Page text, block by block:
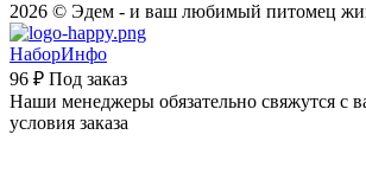
2026 © Эдем - и ваш любимый питомец
НаборИнфо
96 ₽ Под заказ
Наши менеджеры обязательно свяжутся с
условия заказа